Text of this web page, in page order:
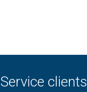
Service clients